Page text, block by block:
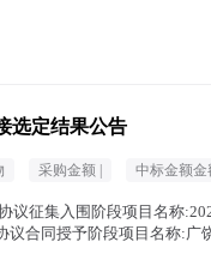
选定结果公告
采购金额 | 中标金额
议征集入围阶段项目名称
议合同授予阶段项目名称: